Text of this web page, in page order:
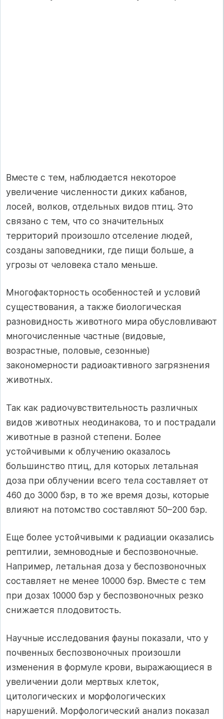
Вместе с тем, наблюдается некоторое
увеличение численности диких кабанов,
лосей, волков, отдельных видов птиц. Это
связано с тем, что со значительных
территорий произошло отселение людей,
созданы заповедники, где пищи больше, а
угрозы от человека стало меньше.
Многофакторность особенностей и условий
существования, а также биологическая
разновидность животного мира обусловливают
многочисленные частные (видовые,
возрастные, половые, сезонные)
закономерности радиоактивного загрязнения
животных.
Так как радиочувствительность различных
видов животных неодинакова, то и пострадали
животные в разной степени. Более
устойчивыми к облучению оказалось
большинство птиц, для которых летальная
доза при облучении всего тела составляет от
460 до 3000 бэр, в то же время дозы, которые
влияют на потомство составляют 50–200 бэр.
Еще более устойчивыми к радиации оказались
рептилии, земноводные и беспозвоночные.
Например, летальная доза у беспозвоночных
составляет не менее 10000 бэр. Вместе с тем
при дозах 10000 бэр у беспозвоночных резко
снижается плодовитость.
Научные исследования фауны показали, что у
почвенных беспозвоночных произошли
изменения в формуле крови, выражающиеся в
увеличении доли мертвых клеток,
цитологических и морфологических
нарушений. Морфологический анализ показал